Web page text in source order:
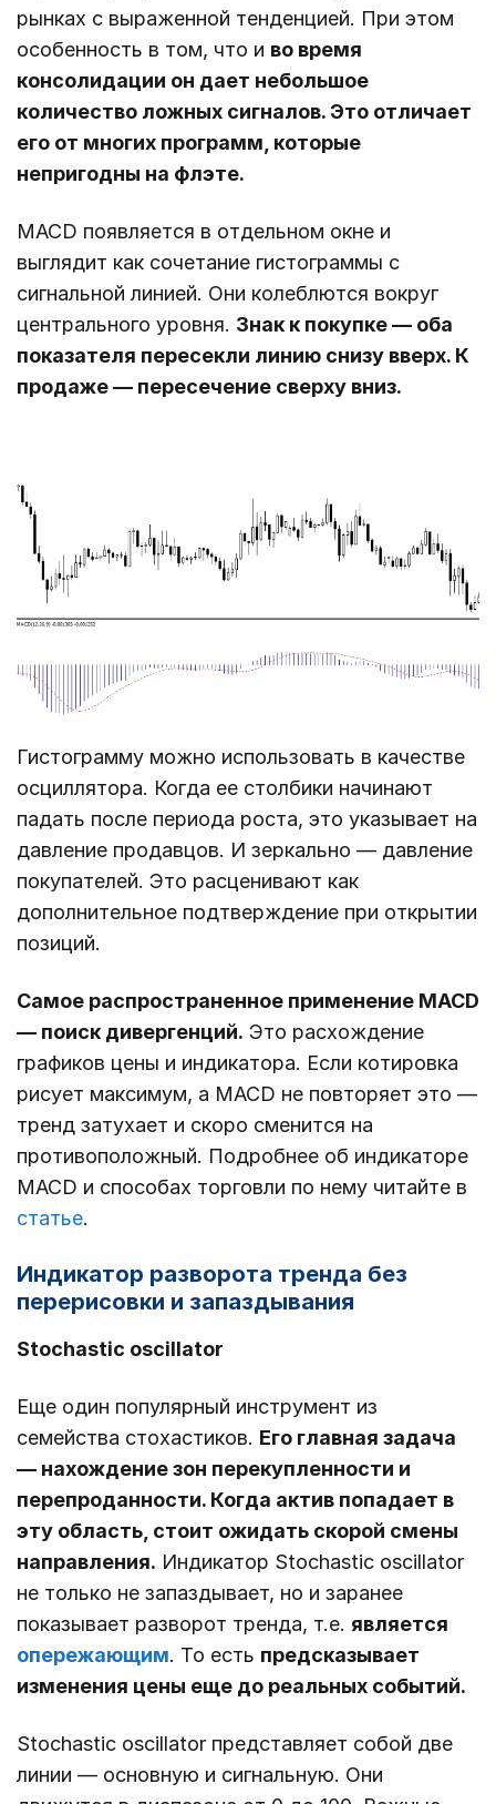
рынках с выраженной тенденцией. При этом
особенность в том, что и во время
консолидации он дает небольшое
количество ложных сигналов. Это отличает
его от многих программ, которые
непригодны на флэте.
MACD появляется в отдельном окне и
выглядит как сочетание гистограммы с
сигнальной линией. Они колеблются вокруг
центрального уровня. Знак к покупке ― оба
показателя пересекли линию снизу вверх. К
продаже ― пересечение сверху вниз.
Гистограмму можно использовать в качестве
осциллятора. Когда ее столбики начинают
падать после периода роста, это указывает на
давление продавцов. И зеркально ― давление
покупателей. Это расценивают как
дополнительное подтверждение при открытии
позиций.
Самое распространенное применение MACD
― поиск дивергенций. Это расхождение
графиков цены и индикатора. Если котировка
рисует максимум, а MACD не повторяет это ―
тренд затухает и скоро сменится на
противоположный. Подробнее об индикаторе
MACD и способах торговли по нему читайте в
статье.
Индикатор разворота тренда без
перерисовки и запаздывания
Stochastic oscillator
Еще один популярный инструмент из
семейства стохастиков. Его главная задача
― нахождение зон перекупленности и
перепроданности. Когда актив попадает в
эту область, стоит ожидать скорой смены
направления. Индикатор Stochastic oscillator
не только не запаздывает, но и заранее
показывает разворот тренда, т.е. является
опережающим. То есть предсказывает
изменения цены еще до реальных событий.
Stochastic oscillator представляет собой две
линии ― основную и сигнальную. Они